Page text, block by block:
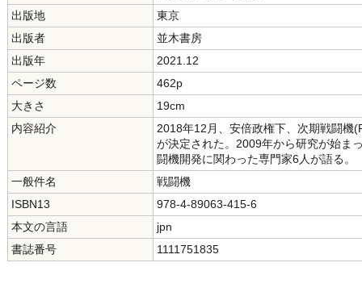
出版地
東京
出版者
並木書房
出版年
2021.12
ページ数
462p
大きさ
19cm
内容紹介
2018年12月、安倍政権下、次期戦闘機
が決定された。2009年から研究が始ま
闘機開発に関わった専門家6人が語る。
一般件名
戦闘機
ISBN13
978-4-89063-415-6
本文の言語
jpn
書誌番号
1111751835